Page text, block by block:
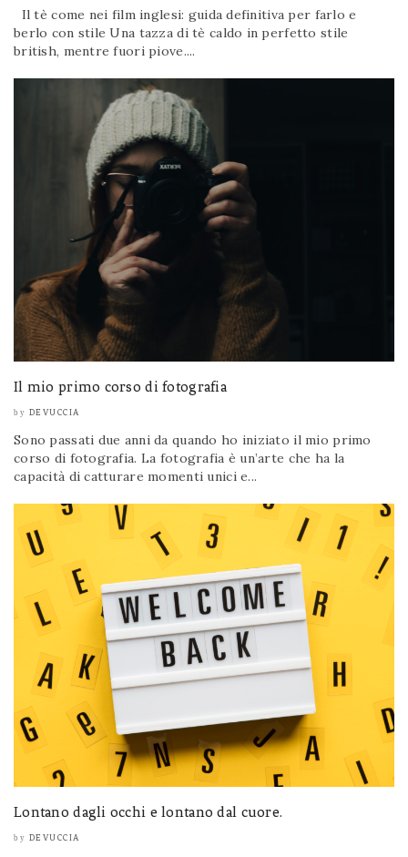
Il tè come nei film inglesi: guida definitiva per farlo e
berlo con stile Una tazza di tè caldo in perfetto stile
british, mentre fuori piove....
Il mio primo corso di fotografia
by DEVUCCIA
Sono passati due anni da quando ho iniziato il mio primo
corso di fotografia. La fotografia è un’arte che ha la
capacità di catturare momenti unici e...
Lontano dagli occhi e lontano dal cuore.
by DEVUCCIA